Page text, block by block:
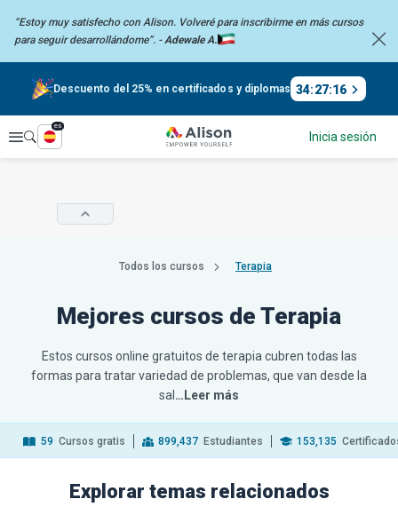
“Estoy muy satisfecho con Alison. Volveré para inscribirme en más cursos
para seguir desarrollándome”. -Adewale A.
Descuento del 25% en certificados y diplomas 34:27:16
Explorar
es
Inicia sesión
Todos los cursos Terapia
Mejores cursos de Terapia
Estos cursos online gratuitos de terapia cubren todas las
formas para tratar variedad de problemas, que van desde la
sal …Leer más
59 Cursos gratis 899,437 Estudiantes 153,135
Explorar temas relacionados